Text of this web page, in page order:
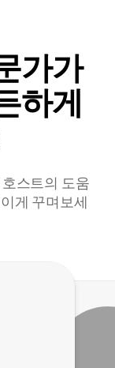
가가
하게
스트의 도움
게 꾸며보세